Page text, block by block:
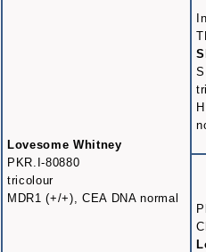
Lovesome Whitney
PKR.I-80880
tricolour
MDR1 (+/+), CEA DNA normal